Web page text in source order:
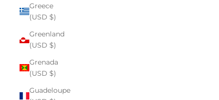
Greece
(USD $)
Greenland
(USD $)
Grenada
(USD $)
Guadeloupe